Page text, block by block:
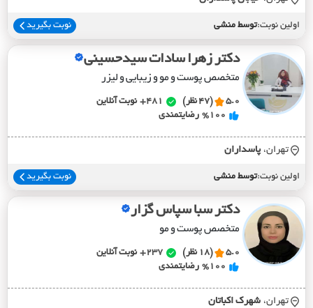
اولین نوبت:توسط منشی نوبت بگیرید
دکتر زهرا سادات سیدحسینی
متخصص پوست و مو و زیبایی و لیزر
5.0 (47 نظر) 481+
نوبت آنلاین
%100 رضایتمندی
تهران، پاسداران
اولین نوبت:توسط منشی نوبت بگیرید
دکتر سبا سپاس گزار
متخصص پوست و مو
5.0 (18 نظر) 237+
نوبت آنلاین
%100 رضایتمندی
تهران، شهرک اکباتان